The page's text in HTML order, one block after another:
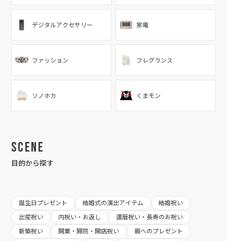
デジタルアクセサリー 家電
ファッション フレグランス
ソノホカ くまモン
Scene
目的から探す
誕生日プレゼント 結婚式の演出アイテム
結婚祝い
出産祝い
内祝い・お返し
還暦祝い・長寿のお祝い
新築祝い
開業・開院・開店祝い
親へのプレゼント